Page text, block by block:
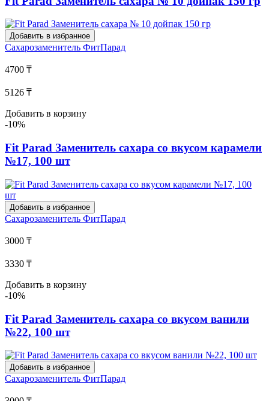
Добавить в избранное
Сахарозаменитель ФитПарад
4700 ₸
5126 ₸
Добавить в корзину
-10%
Fit Parad Заменитель сахара со вкусом карамели
№17, 100 шт
Добавить в избранное
Сахарозаменитель ФитПарад
3000 ₸
3330 ₸
Добавить в корзину
-10%
Fit Parad Заменитель сахара со вкусом ванили
№22, 100 шт
Добавить в избранное
Сахарозаменитель ФитПарад